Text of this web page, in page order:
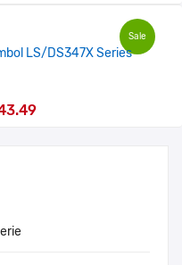
Sale
LS/DS347X Series